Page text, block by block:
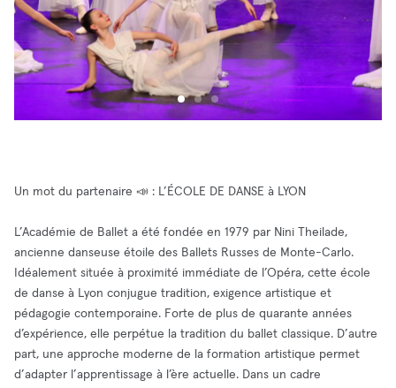
Un mot du partenaire 📣 : L’ÉCOLE DE DANSE à LYON
L’Académie de Ballet a été fondée en 1979 par Nini Theilade,
ancienne danseuse étoile des Ballets Russes de Monte-Carlo.
Idéalement située à proximité immédiate de l’Opéra, cette école
de danse à Lyon conjugue tradition, exigence artistique et
pédagogie contemporaine. Forte de plus de quarante années
d’expérience, elle perpétue la tradition du ballet classique. D’autre
part, une approche moderne de la formation artistique permet
d’adapter l’apprentissage à l’ère actuelle. Dans un cadre